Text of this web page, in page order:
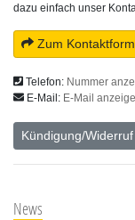
dazu einfach unser
Zum
Telefon: Nummer
E-Mail: E-Mail
Kündigung/Widerruf
News